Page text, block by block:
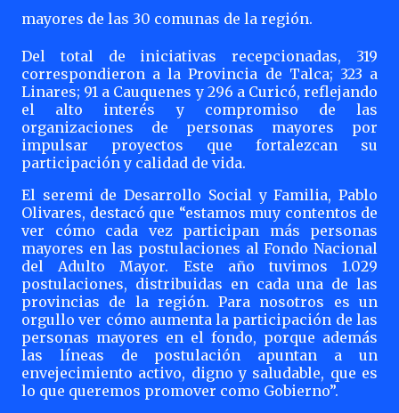
mayores de las 30 comunas de la región.
Del total de iniciativas recepcionadas, 319
correspondieron a la Provincia de Talca; 323 a
Linares; 91 a Cauquenes y 296 a Curicó, reflejando
el alto interés y compromiso de las
organizaciones de personas mayores por
impulsar proyectos que fortalezcan su
participación y calidad de vida.
El seremi de Desarrollo Social y Familia, Pablo
Olivares, destacó que “estamos muy contentos de
ver cómo cada vez participan más personas
mayores en las postulaciones al Fondo Nacional
del Adulto Mayor. Este año tuvimos 1.029
postulaciones, distribuidas en cada una de las
provincias de la región. Para nosotros es un
orgullo ver cómo aumenta la participación de las
personas mayores en el fondo, porque además
las líneas de postulación apuntan a un
envejecimiento activo, digno y saludable, que es
lo que queremos promover como Gobierno”.